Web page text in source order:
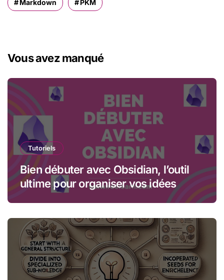
Markdown PKM
Vous avez manqué
Tutoriels
Bien débuter avec Obsidian, l’outil
ultime pour organiser vos idées